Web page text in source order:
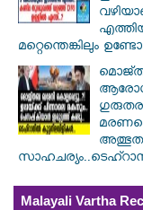
മറ്റെന്തെങ്കിലും
Malayali Vartha